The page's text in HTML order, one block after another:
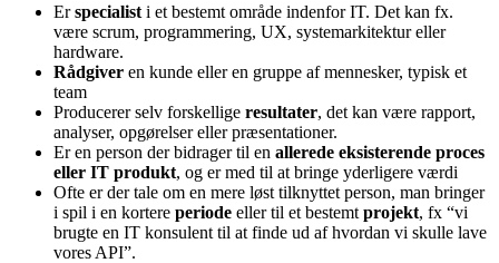
Erspecialist i et bestemt område indenfor IT. Det kan fx.
være scrum, programmering, UX, systemarkitektur eller
hardware.
Rådgiver en kunde eller en gruppe af mennesker, typisk et
team
Producerer selv forskellige resultater, det kan være rapport,
analyser, opgørelser eller præsentationer.
Er en person der bidrager til en allerede eksisterende proces
eller IT produkt, og er med til at bringe yderligere værdi
Ofte er der tale om en mere løst tilknyttet person, man bringer
i spil i en kortere periode eller til et bestemt projekt, fx “vi
brugte en IT konsulent til at finde ud af hvordan vi skulle lave
vores API”.